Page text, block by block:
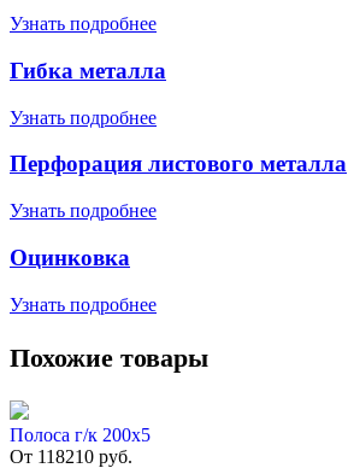
Узнать подробнее
Гибка металла
Узнать подробнее
Перфорация листового металла
Узнать подробнее
Оцинковка
Узнать подробнее
Похожие товары
Полоса г/к 200х5
От 118210 руб.